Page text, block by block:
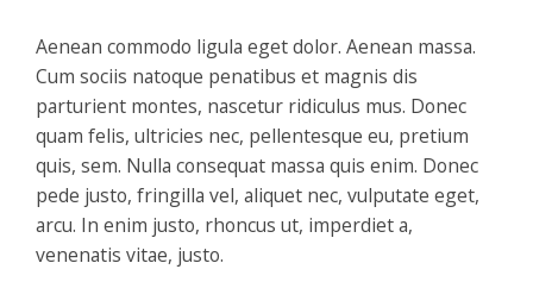
Aenean commodo ligula eget dolor. Aenean massa.
Cum sociis natoque penatibus et magnis dis
parturient montes, nascetur ridiculus mus. Donec
quam felis, ultricies nec, pellentesque eu, pretium
quis, sem. Nulla consequat massa quis enim. Donec
pede justo, fringilla vel, aliquet nec, vulputate eget,
arcu. In enim justo, rhoncus ut, imperdiet a,
venenatis vitae, justo.